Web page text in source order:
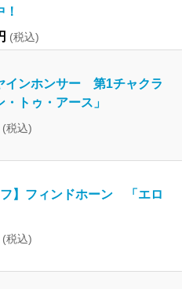
(税込)
インホンサー 第1チャクラ
・トゥ・アース」
(税込)
フ】フィンドホーン 「エロ
(税込)